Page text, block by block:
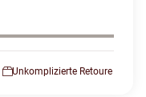
Unkomplizierte Retoure